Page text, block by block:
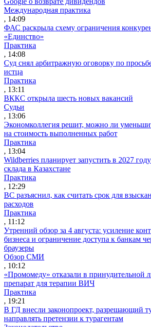
Международная практика
, 14:09
ФАС раскрыла схему ограничения
«Единство»
Практика
, 14:08
Суд снял арбитражную оговорку по
истца
Практика
, 13:11
ВККС открыла шесть новых вакансий
Судьи
, 13:06
Экономколлегия решит, можно ли
на стоимость выполненных работ
Практика
, 13:04
Wildberries планирует запустить в 2027
склада в Казахстане
Практика
, 12:29
ВС разъяснил, как считать срок для
расходов
Практика
, 11:12
Утренний обзор за 4 августа: усиление
бизнеса и ограничение доступа к банкам
браузеры
Обзор СМИ
, 10:12
«Промомеду» отказали в принудительной
препарат для терапии ВИЧ
Практика
, 19:21
В ГД внесли законопроект, разрешающий
направлять претензии к турагентам